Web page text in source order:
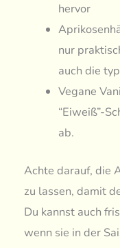
hervor
nur
auch die
Vegane
“Eiweiß”-
ab.
Achte darauf, die
zu lassen, damit
Du kannst auch
wenn sie in der